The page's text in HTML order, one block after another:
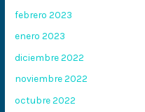
febrero 2023
enero 2023
diciembre 2022
noviembre 2022
octubre 2022